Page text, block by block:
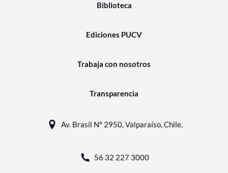
Biblioteca
Ediciones PUCV
Trabaja con nosotros
Transparencia
Av. Brasil N° 2950, Valparaíso, Chile.
56 32 227 3000